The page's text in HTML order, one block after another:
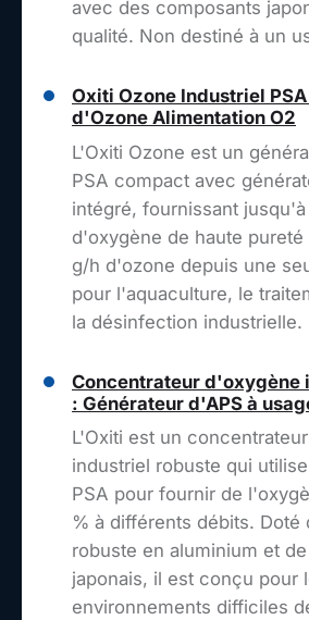
avec des composants
qualité. Non destiné à un
Oxiti Ozone Industriel
d'Ozone Alimentation O2
L'Oxiti Ozone est un
PSA compact avec
intégré, fournissant jusqu'à
d'oxygène de haute
g/h d'ozone depuis une
pour l'aquaculture, le
la désinfection industrielle.
Concentrateur d'oxygène
: Générateur d'APS à
L'Oxiti est un
industriel robuste qui
PSA pour fournir de
% à différents débits. Doté
robuste en aluminium et
japonais, il est conçu pour
environnements difficiles